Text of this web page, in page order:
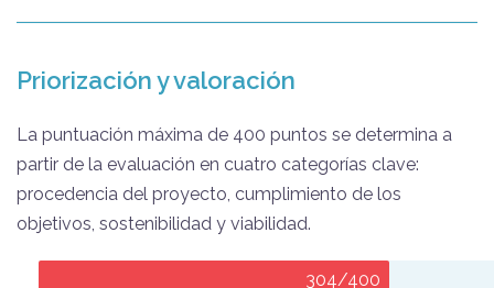
Priorización y valoración
La puntuación máxima de 400 puntos se determina a
partir de la evaluación en cuatro categorías clave:
procedencia del proyecto, cumplimiento de los
objetivos, sostenibilidad y viabilidad.
304/400